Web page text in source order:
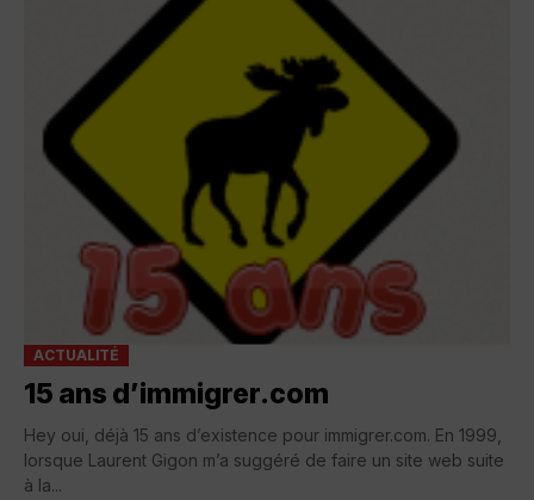
ACTUALITÉ
15 ans d’immigrer.com
Hey oui, déjà 15 ans d’existence pour immigrer.com. En 1999,
lorsque Laurent Gigon m’a suggéré de faire un site web suite
à la...